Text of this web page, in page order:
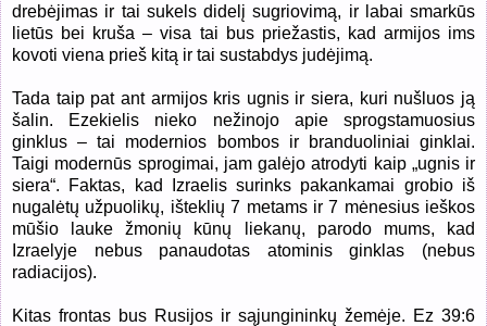
drebėjimas ir tai sukels didelį sugriovimą, ir labai smarkūs
lietūs bei kruša – visa tai bus priežastis, kad armijos ims
kovoti viena prieš kitą ir tai sustabdys judėjimą.
Tada taip pat ant armijos kris ugnis ir siera, kuri nušluos ją
šalin. Ezekielis nieko nežinojo apie sprogstamuosius
ginklus – tai modernios bombos ir branduoliniai ginklai.
Taigi modernūs sprogimai, jam galėjo atrodyti kaip „ugnis ir
siera“. Faktas, kad Izraelis surinks pakankamai grobio iš
nugalėtų užpuolikų, išteklių 7 metams ir 7 mėnesius ieškos
mūšio lauke žmonių kūnų liekanų, parodo mums, kad
Izraelyje nebus panaudotas atominis ginklas (nebus
radiacijos).
Kitas frontas bus Rusijos ir sąjungininkų žemėje. Ez 39:6